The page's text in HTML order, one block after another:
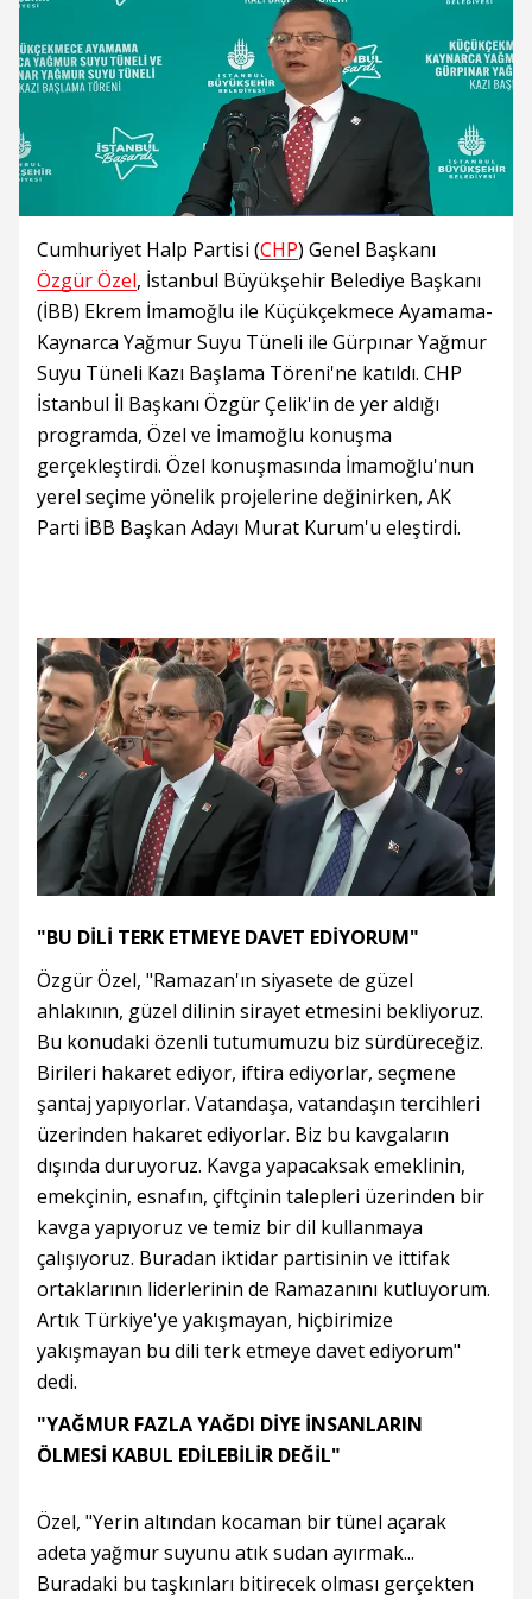
Cumhuriyet Halp Partisi (CHP) Genel Başkanı
Özgür Özel, İstanbul Büyükşehir Belediye Başkanı
(İBB) Ekrem İmamoğlu ile Küçükçekmece Ayamama-
Kaynarca Yağmur Suyu Tüneli ile Gürpınar Yağmur
Suyu Tüneli Kazı Başlama Töreni'ne katıldı. CHP
İstanbul İl Başkanı Özgür Çelik'in de yer aldığı
programda, Özel ve İmamoğlu konuşma
gerçekleştirdi. Özel konuşmasında İmamoğlu'nun
yerel seçime yönelik projelerine değinirken, AK
Parti İBB Başkan Adayı Murat Kurum'u eleştirdi.
"BU DİLİ TERK ETMEYE DAVET EDİYORUM"
Özgür Özel, "Ramazan'ın siyasete de güzel
ahlakının, güzel dilinin sirayet etmesini bekliyoruz.
Bu konudaki özenli tutumumuzu biz sürdüreceğiz.
Birileri hakaret ediyor, iftira ediyorlar, seçmene
şantaj yapıyorlar. Vatandaşa, vatandaşın tercihleri
üzerinden hakaret ediyorlar. Biz bu kavgaların
dışında duruyoruz. Kavga yapacaksak emeklinin,
emekçinin, esnafın, çiftçinin talepleri üzerinden bir
kavga yapıyoruz ve temiz bir dil kullanmaya
çalışıyoruz. Buradan iktidar partisinin ve ittifak
ortaklarının liderlerinin de Ramazanını kutluyorum.
Artık Türkiye'ye yakışmayan, hiçbirimize
yakışmayan bu dili terk etmeye davet ediyorum"
dedi.
"YAĞMUR FAZLA YAĞDI DİYE İNSANLARIN
ÖLMESİ KABUL EDİLEBİLİR DEĞİL"
Özel, "Yerin altından kocaman bir tünel açarak
adeta yağmur suyunu atık sudan ayırmak...
Buradaki bu taşkınları bitirecek olması gerçekten